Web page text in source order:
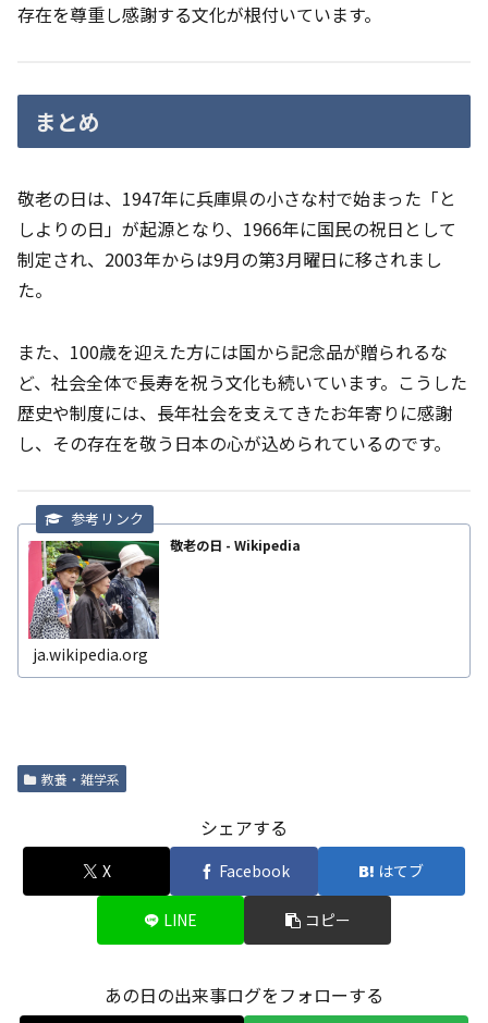
存在を尊重し感謝する文化が根付いています。
まとめ
敬老の日は、1947年に兵庫県の小さな村で始まった「と
しよりの日」が起源となり、1966年に国民の祝日として
制定され、2003年からは9月の第3月曜日に移されまし
た。
また、100歳を迎えた方には国から記念品が贈られるな
ど、社会全体で長寿を祝う文化も続いています。こうした
歴史や制度には、長年社会を支えてきたお年寄りに感謝
し、その存在を敬う日本の心が込められているのです。
敬老の日 - Wikipedia
ja.wikipedia.org
教養・雑学系
シェアする
X Facebook はてブ
LINE コピー
あの日の出来事ログをフォローする